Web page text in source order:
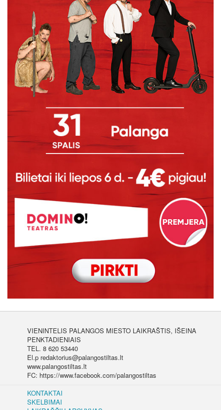
VIENINTELIS PALANGOS MIESTO LAIKRAŠTIS, IŠEINA
PENKTADIENIAIS
TEL. 8 620 53440
El.p redaktorius@palangostiltas.lt
www.palangostiltas.lt
FC: https://www.facebook.com/palangostiltas
KONTAKTAI
SKELBIMAI